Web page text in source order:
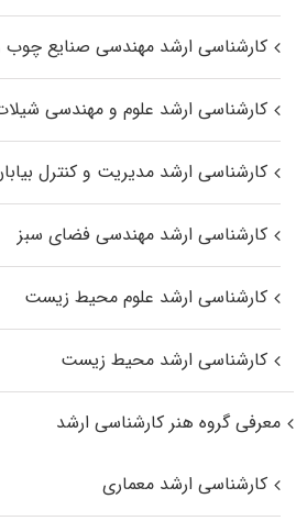
کارشناسی ارشد مهندسی صنایع چوب
کارشناسی ارشد علوم و مهندسی
کارشناسی ارشد مدیریت و کنترل
کارشناسی ارشد مهندسی فضای سبز
کارشناسی ارشد علوم محیط‌ زیست
کارشناسی ارشد محیط زیست
معرفی گروه هنر کارشناسی ارشد
کارشناسی ارشد معماری